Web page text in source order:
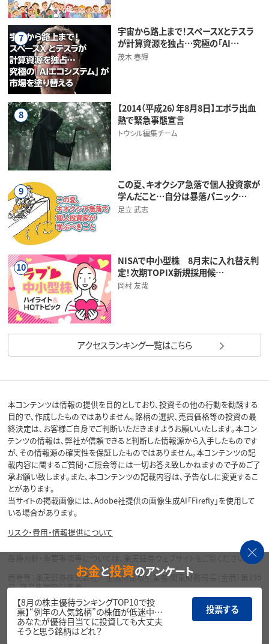
7
宇宙から路上まで！スペースXとテスラ
が計算資源を独占…究極の「AI…
茂木 春輝
8
【2014（平成26）年8月8日】エボラ出血
熱で緊急事態宣言
トウシル編集チーム
9
この夏、キオクシア急落で個人投資家が
学んだこと…自分は暴落パニック…
足立 武志
10
NISAで中小型株 8月末に入れ替え判
定！次期TOPIX新規採用候…
岡村 友哉
アクセスランキング一覧はこちら
本コンテンツは情報の提供を目的としており、投資その他の行動を勧誘する
目的で、作成したものではありません。銘柄の選択、売買価格等の投資の最
終決定は、お客様ご自身でご判断いただきますようお願いいたします。本コン
テンツの情報は、弊社が信頼できると判断した情報源から入手したものです
が、その情報源の確実性を保証したものではありません。本コンテンツの記
載内容に関するご質問・ご照会等には一切お答え致しかねますので予めご了
承お願い致します。また、本コンテンツの記載内容は、予告なしに変更するこ
とがあります。
当サイトの掲載画像には、Adobe社提供の画像生成AI「Firefly」を使用して
いる場合があります。
リスク・費用・情報提供について
各種方針・重要事項等については、楽天証券ウェブサイトをご覧ください。
商号等：楽天証券株式会社／金融商品取引業者 関東財務局長（金商）第195
号、商品先物取引業者
加入協会：日本証券業協会、一般社団法人金融先物取引業協会、日本商品
先物取引協会、一般社団法人第二種金融商品取引業協会、一般社団法人資
産運用業協会
Copyright©
お金と投資のアンケート
【8月の株主優待ランキングTOP10で投
票】“例年の人気銘柄”の株価が低迷中…
あなたが優待目当てに投資しても大丈夫
そうと思う銘柄はどれ？
投票する